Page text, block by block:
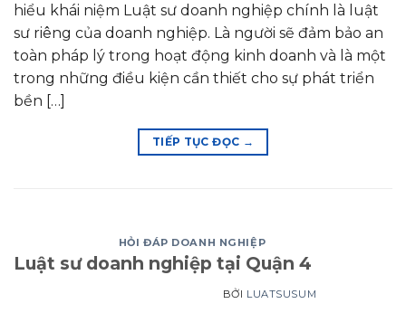
hiểu khái niệm Luật sư doanh nghiệp chính là luật
sư riêng của doanh nghiệp. Là người sẽ đảm bảo an
toàn pháp lý trong hoạt động kinh doanh và là một
trong những điều kiện cần thiết cho sự phát triển
bền […]
TIẾP TỤC ĐỌC →
HỎI ĐÁP DOANH NGHIỆP
Luật sư doanh nghiệp tại Quận 4
BỞI LUATSUSUM